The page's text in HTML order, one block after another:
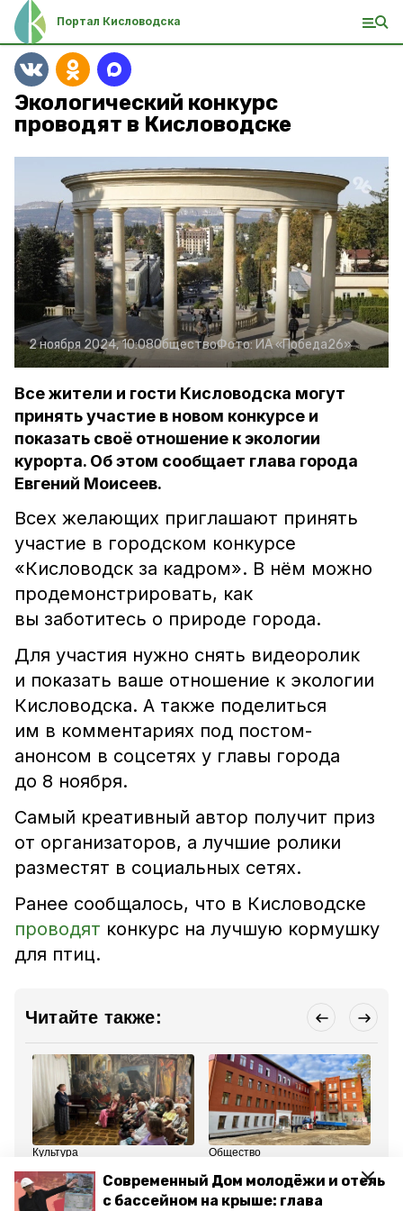
Современный Дом молодёжи и отель
с бассейном на крыше: глава
Портал Кисловодска
Экологический конкурс
проводят в Кисловодске
2 ноября 2024, 10:08ОбществоФото:ИА «Победа26»
Все жители и гости Кисловодска могут
принять участие в новом конкурсе и
показать своё отношение к экологии
курорта. Об этом сообщает глава города
Евгений Моисеев.
Всех желающих приглашают принять
участие в городском конкурсе
«Кисловодск за кадром». В нём можно
продемонстрировать, как
вы заботитесь о природе города.
Для участия нужно снять видеоролик
и показать ваше отношение к экологии
Кисловодска. А также поделиться
им в комментариях под постом-
анонсом в соцсетях у главы города
до 8 ноября.
Самый креативный автор получит приз
от организаторов, а лучшие ролики
разместят в социальных сетях.
Ранее сообщалось, что в Кисловодске
проводят конкурс на лучшую кормушку
для птиц.
Читайте также:
Культура
1 ноября 2024, 11:44
Акция «Ночь искусств»
пройдёт в музее «Дача
Общество
Реконструкцию
музыкальной школы в